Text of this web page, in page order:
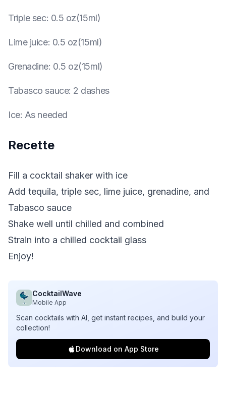
Triple sec: 0.5 oz(15ml)
Lime juice: 0.5 oz(15ml)
Grenadine: 0.5 oz(15ml)
Tabasco sauce: 2 dashes
Ice: As needed
Recette
Fill a cocktail shaker with ice
Add tequila, triple sec, lime juice, grenadine, and
Tabasco sauce
Shake well until chilled and combined
Strain into a chilled cocktail glass
Enjoy!
CocktailWave
Mobile App
Scan cocktails with AI, get instant recipes, and build your
collection!
Download on App Store